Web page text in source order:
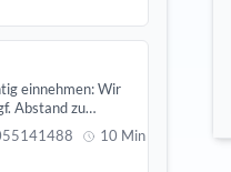
Abstand zu
„Was tun bei
Apotheke.
10 Min